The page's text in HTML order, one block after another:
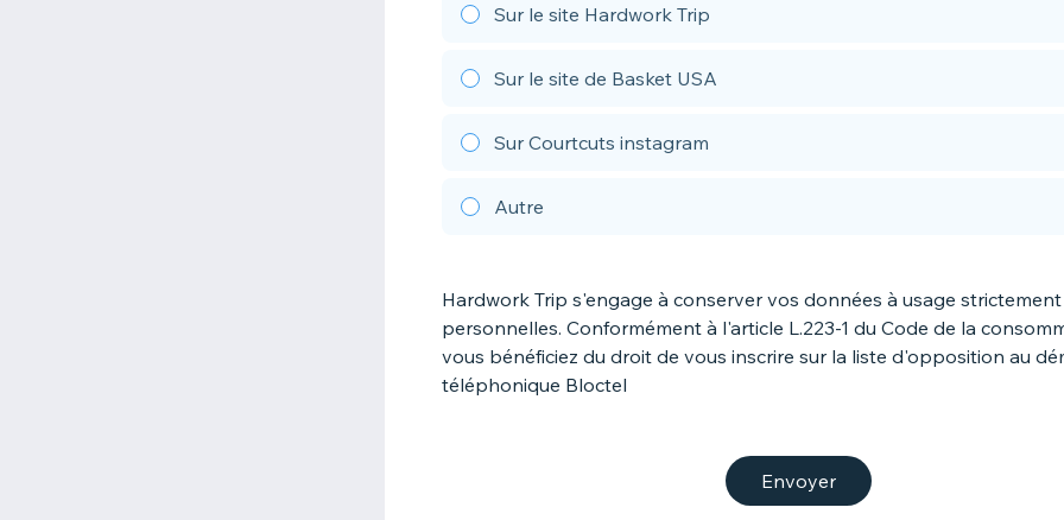
Sur le site Hardwork Trip
Sur le site de Basket USA
Sur Courtcuts instagram
Autre
Hardwork Trip s'engage à conserver vos données à usage strictement
personnelles. Conformément à l'article L.223-1 du Code de la
vous bénéficiez du droit de vous inscrire sur la liste d'opposition au
téléphonique Bloctel
Envoyer